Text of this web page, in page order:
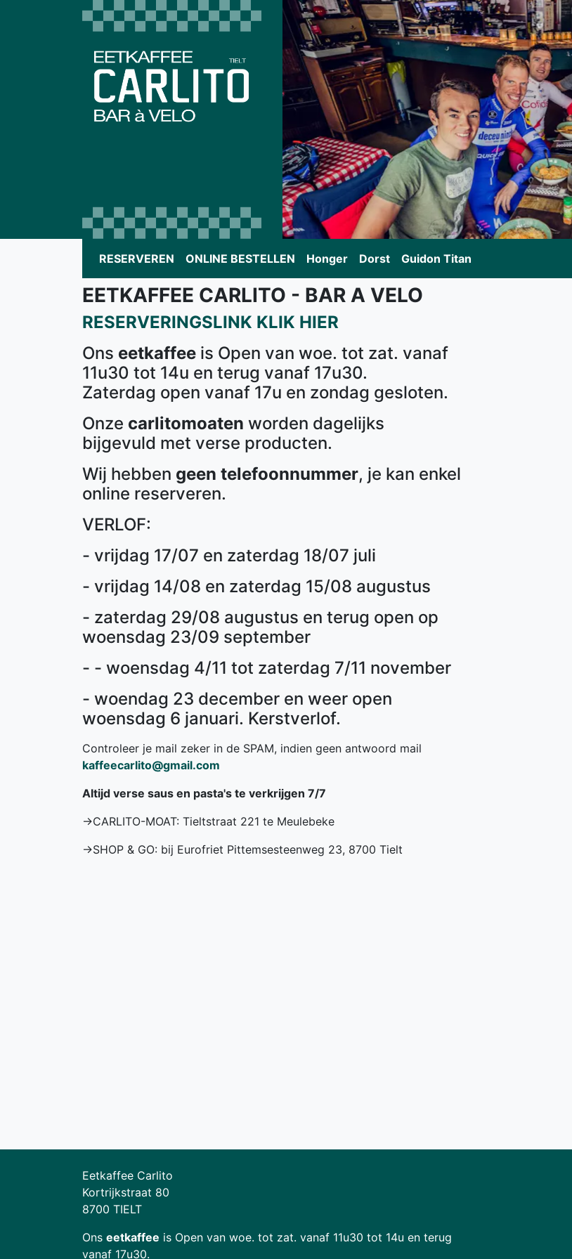
RESERVEREN ONLINE BESTELLEN Honger Dorst Guidon Titan
EETKAFFEE CARLITO - BAR A VELO
RESERVERINGSLINK KLIK HIER
Ons eetkaffee is Open van woe. tot zat. vanaf
11u30 tot 14u en terug vanaf 17u30.
Zaterdag open vanaf 17u en zondag gesloten.
Onze carlitomoaten worden dagelijks
bijgevuld met verse producten.
Wij hebben geen telefoonnummer, je kan enkel
online reserveren.
VERLOF:
- vrijdag 17/07 en zaterdag 18/07 juli
- vrijdag 14/08 en zaterdag 15/08 augustus
- zaterdag 29/08 augustus en terug open op
woensdag 23/09 september
- - woensdag 4/11 tot zaterdag 7/11 november
- woendag 23 december en weer open
woensdag 6 januari. Kerstverlof.
Controleer je mail zeker in de SPAM, indien geen antwoord mail
kaffeecarlito@gmail.com
Altijd verse saus en pasta's te verkrijgen 7/7
->CARLITO-MOAT: Tieltstraat 221 te Meulebeke
->SHOP & GO: bij Eurofriet Pittemsesteenweg 23, 8700 Tielt
Eetkaffee Carlito
Kortrijkstraat 80
8700 TIELT
Ons eetkaffee is Open van woe. tot zat. vanaf 11u30 tot 14u en terug
vanaf 17u30.